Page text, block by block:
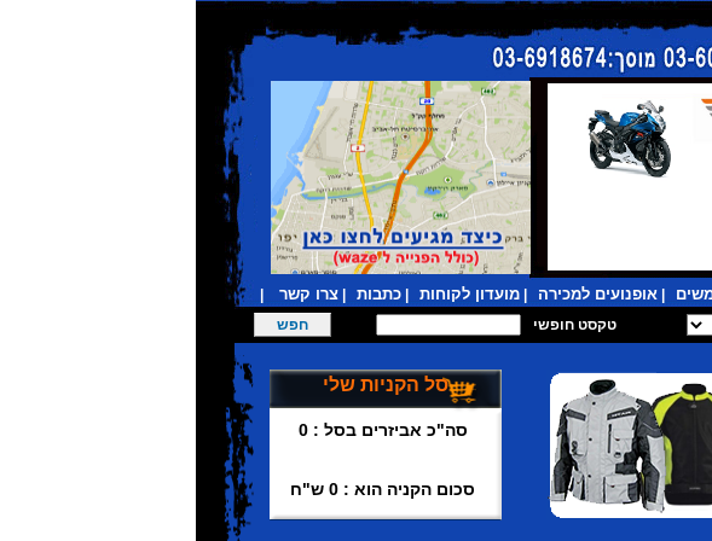
אופנועים למכירה מועדון לקוחות כתבות צרו קשר
סל הקניות שלי
סה"כ אביזרים בסל : 0
סכום הקניה הוא : 0 ש"ח